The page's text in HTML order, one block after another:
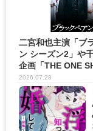
二宮和也主演「ブ
ン シーズン2」や
企画「THE ONE
2026.07.28